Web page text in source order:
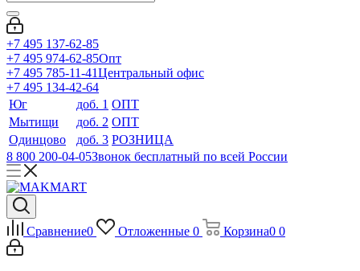
+7 495 137-62-85
+7 495 974-62-85Опт
+7 495 785-11-41Центральный офис
+7 495 134-42-64
Юг
доб. 1 ОПТ
Мытищи
доб. 2 ОПТ
Одинцово
доб. 3 РОЗНИЦА
8 800 200-04-05Звонок бесплатный по всей России
Сравнение0 Отложенные 0 Корзина0 0